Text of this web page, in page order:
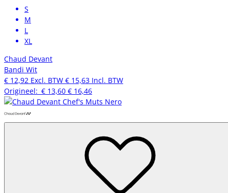
S
M
L
XL
Chaud Devant
Bandi Wit
€ 12,92 Excl. BTW € 15,63 Incl. BTW
Origineel: € 13,60 € 16,46